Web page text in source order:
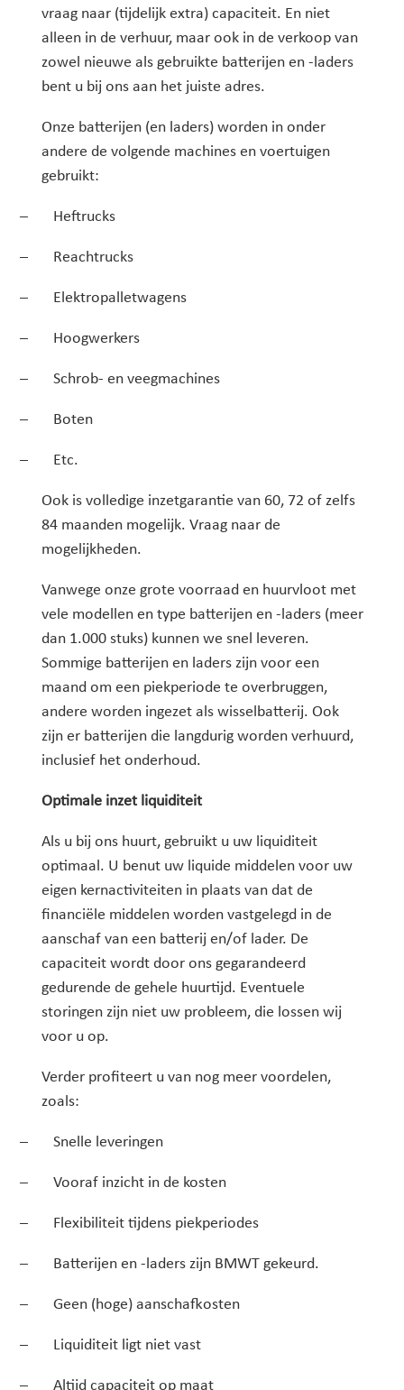
vraag naar (tijdelijk extra) capaciteit. En niet
alleen in de verhuur, maar ook in de verkoop van
zowel nieuwe als gebruikte batterijen en -laders
bent u bij ons aan het juiste adres.
Onze batterijen (en laders) worden in onder
andere de volgende machines en voertuigen
gebruikt:
– Heftrucks
– Reachtrucks
– Elektropalletwagens
– Hoogwerkers
– Schrob- en veegmachines
– Boten
– Etc.
Ook is volledige inzetgarantie van 60, 72 of zelfs
84 maanden mogelijk. Vraag naar de
mogelijkheden.
Vanwege onze grote voorraad en huurvloot met
vele modellen en type batterijen en -laders (meer
dan 1.000 stuks) kunnen we snel leveren.
Sommige batterijen en laders zijn voor een
maand om een piekperiode te overbruggen,
andere worden ingezet als wisselbatterij. Ook
zijn er batterijen die langdurig worden verhuurd,
inclusief het onderhoud.
Optimale inzet liquiditeit
Als u bij ons huurt, gebruikt u uw liquiditeit
optimaal. U benut uw liquide middelen voor uw
eigen kernactiviteiten in plaats van dat de
financiële middelen worden vastgelegd in de
aanschaf van een batterij en/of lader. De
capaciteit wordt door ons gegarandeerd
gedurende de gehele huurtijd. Eventuele
storingen zijn niet uw probleem, die lossen wij
voor u op.
Verder profiteert u van nog meer voordelen,
zoals:
– Snelle leveringen
– Vooraf inzicht in de kosten
– Flexibiliteit tijdens piekperiodes
– Batterijen en -laders zijn BMWT gekeurd.
– Geen (hoge) aanschafkosten
– Liquiditeit ligt niet vast
– Altijd capaciteit op maat